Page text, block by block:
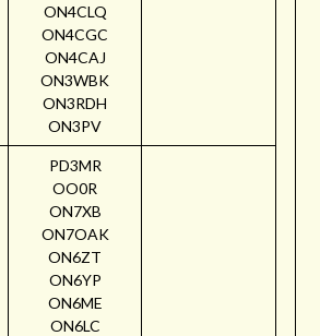
ON4CLQ
ON4CGC
ON4CAJ
ON3WBK
ON3RDH
ON3PV
PD3MR
OO0R
ON7XB
ON7OAK
ON6ZT
ON6YP
ON6ME
ON6LC